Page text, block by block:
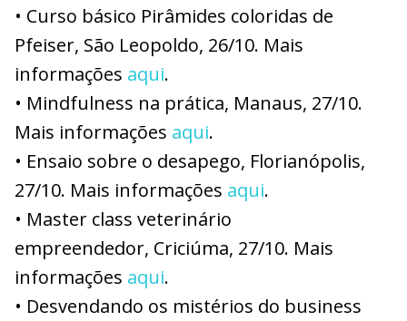
• Curso básico Pirâmides coloridas de
Pfeiser, São Leopoldo, 26/10. Mais
informações aqui.
• Mindfulness na prática, Manaus, 27/10.
Mais informações aqui.
• Ensaio sobre o desapego, Florianópolis,
27/10. Mais informações aqui.
• Master class veterinário
empreendedor, Criciúma, 27/10. Mais
informações aqui.
• Desvendando os mistérios do business